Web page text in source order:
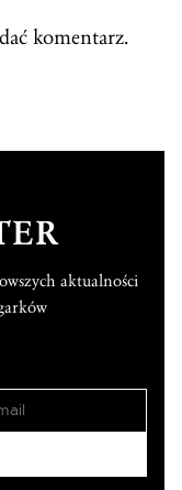
komentarz.
aktualności